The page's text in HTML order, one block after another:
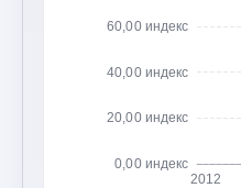
0,00 индекс
20,00 индекс
40,00 индекс
60,00 индекс
2012